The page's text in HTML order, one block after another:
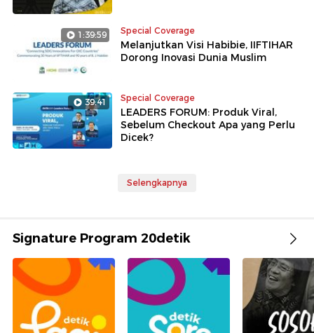
1:39:59 Special Coverage
Melanjutkan Visi Habibie, IIFTIHAR
Dorong Inovasi Dunia Muslim
39:41 Special Coverage
LEADERS FORUM: Produk Viral,
Sebelum Checkout Apa yang Perlu
Dicek?
Selengkapnya
Signature Program 20detik